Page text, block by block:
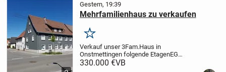
Gestern, 19:39
Mehrfamilienhaus zu verkaufen
Merken
Verkauf unser 3Fam.Haus in
Onstmettingen folgende EtagenEG
Wohnung ca70qm
330.000 €VB